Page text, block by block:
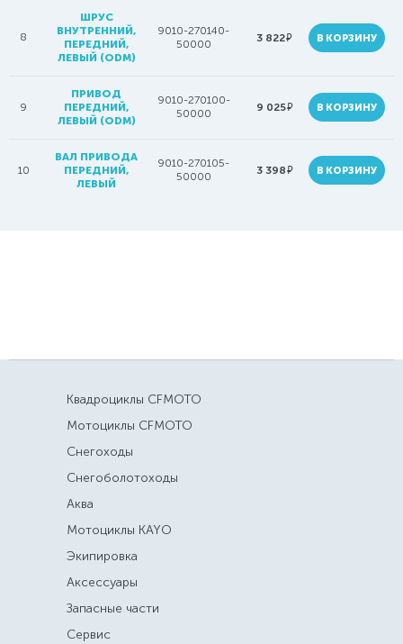
8
ШРУС
ВНУТРЕННИЙ,
ПЕРЕДНИЙ,
ЛЕВЫЙ (ODM)
9010-270140-
50000
3 822руб. В КОРЗИНУ
9
ПРИВОД
ПЕРЕДНИЙ,
ЛЕВЫЙ (ODM)
9010-270100-
50000
9 025руб. В КОРЗИНУ
10
ВАЛ ПРИВОДА
ПЕРЕДНИЙ,
ЛЕВЫЙ
9010-270105-
50000
3 398руб. В КОРЗИНУ
Квадроциклы CFMOTO
Мотоциклы CFMOTO
Снегоходы
Снегоболотоходы
Аква
Мотоциклы KAYO
Экипировка
Аксессуары
Запасные части
Сервис